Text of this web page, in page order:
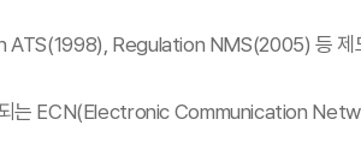
Regulation NMS(2005) 등 제
되는 ECN(Electronic Communication